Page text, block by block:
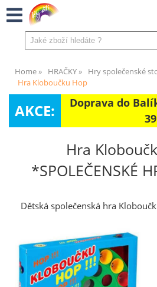
Home HRAČKY
Hry společenské
Hra Kloboučku Hop
AKCE:
Doprava do
Hra
*SPOLEČENSKÉ
Dětská společenská hra